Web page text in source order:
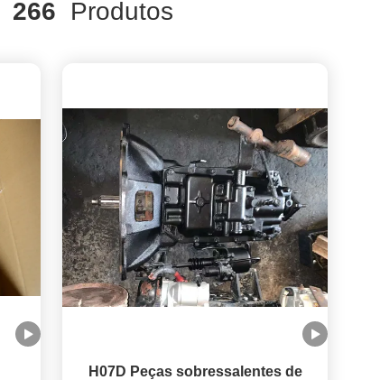
266 Produtos
H07D Peças sobressalentes de